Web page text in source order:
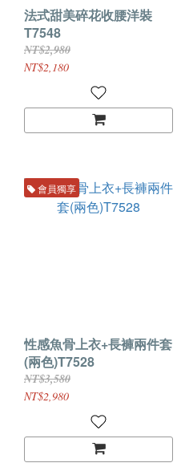
法式甜美碎花收腰洋裝
T7548
NT$2,980
NT$2,180
會員獨享
性感魚骨上衣+長褲兩件套
(兩色)T7528
NT$3,580
NT$2,980